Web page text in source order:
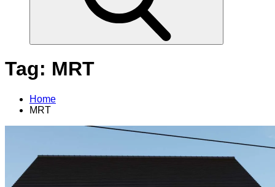
Tag: MRT
Home
MRT